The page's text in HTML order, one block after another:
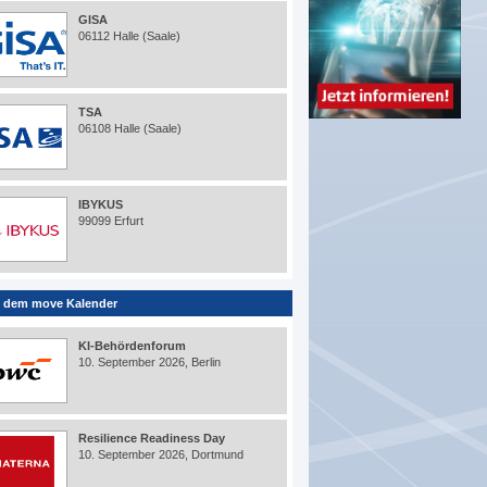
GISA
06112 Halle (Saale)
TSA
06108 Halle (Saale)
IBYKUS
99099 Erfurt
dem move Kalender
KI-Behördenforum
10. September 2026, Berlin
Resilience Readiness Day
10. September 2026, Dortmund